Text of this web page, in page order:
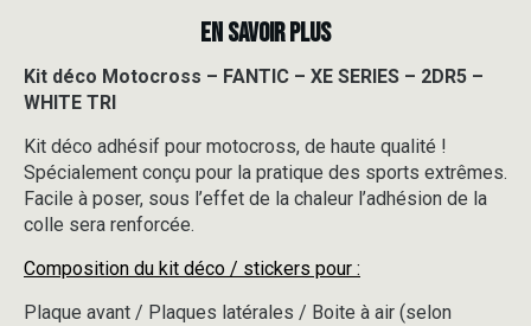
XE
SERIES
2DR5
-
WHITE
TRI
EN SAVOIR PLUS
Kit déco Motocross – FANTIC – XE SERIES – 2DR5 –
WHITE TRI
Kit déco adhésif pour motocross, de haute qualité !
Spécialement conçu pour la pratique des sports extrêmes.
Facile à poser, sous l’effet de la chaleur l’adhésion de la
colle sera renforcée.
Composition du kit déco / stickers pour :
Plaque avant / Plaques latérales / Boite à air (selon